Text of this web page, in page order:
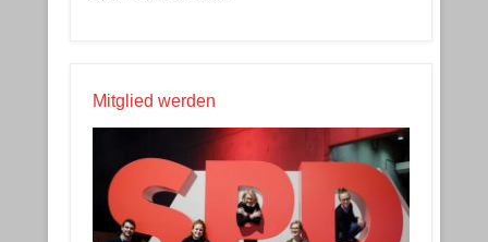
Mitglied werden